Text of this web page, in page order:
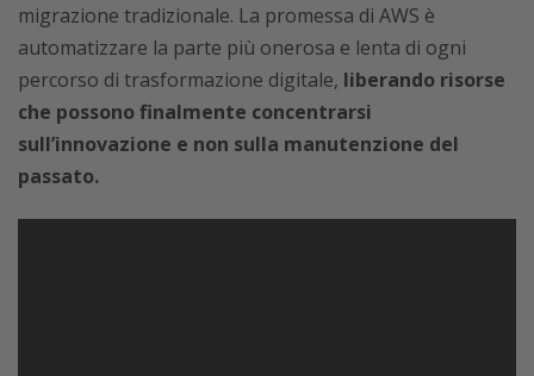
migrazione tradizionale. La promessa di AWS è
automatizzare la parte più onerosa e lenta di ogni
percorso di trasformazione digitale, liberando risorse
che possono finalmente concentrarsi
sull’innovazione e non sulla manutenzione del
passato.